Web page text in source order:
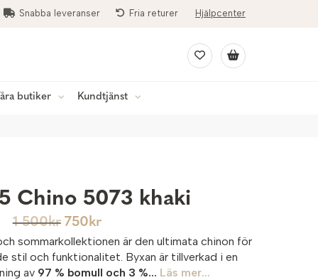
Snabba leveranser Fria returer Hjälpcenter
butiker Kundtjänst
Chino 5073 khaki
1 500kr 750kr
sommarkollektionen är den ultimata chinon för
stil och funktionalitet. Byxan är tillverkad i en
av 97 % bomull och 3 %... Läs mer...